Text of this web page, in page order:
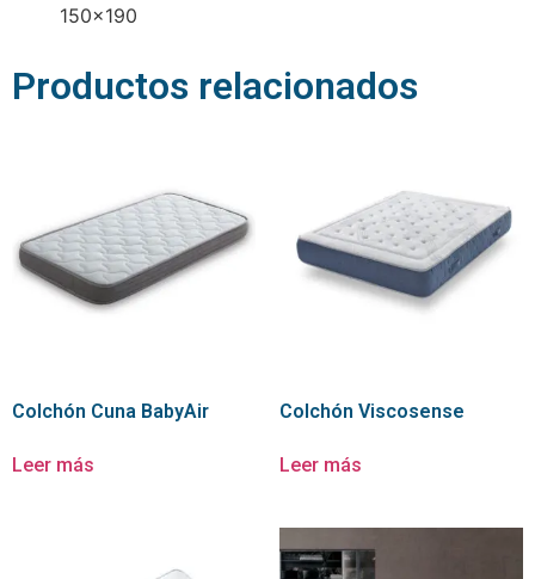
150×190
Productos relacionados
Colchón Cuna BabyAir
Leer más
Colchón Viscosense
Leer más